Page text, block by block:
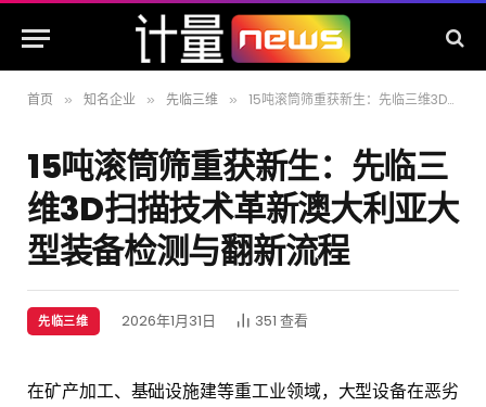
首页 » 知名企业 » 先临三维 » 15吨滚筒筛重获新生：先临三维3D扫描技术革新澳大利亚大型装备检测与翻新流程
15吨滚筒筛重获新生：先临三
维3D扫描技术革新澳大利亚大
型装备检测与翻新流程
先临三维 2026年1月31日 351 查看
在矿产加工、基础设施建等重工业领域，大型设备在恶劣